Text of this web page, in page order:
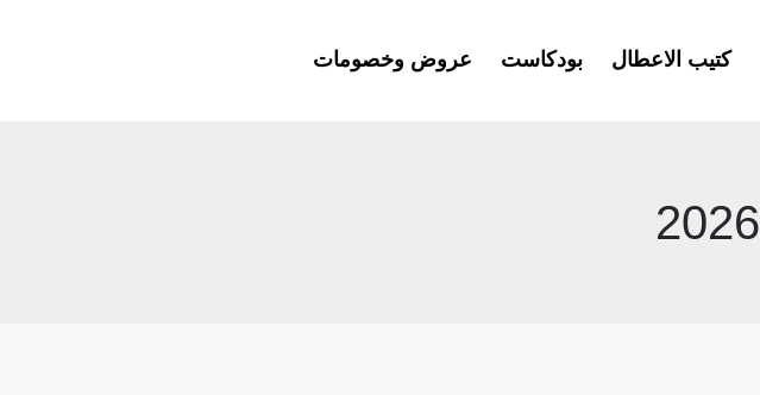
كتيب الاعطال بودكاست عروض وخصومات